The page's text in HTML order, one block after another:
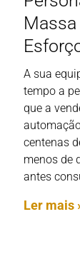
A sua
tempo a
que a
centenas
menos de
antes
Ler mais